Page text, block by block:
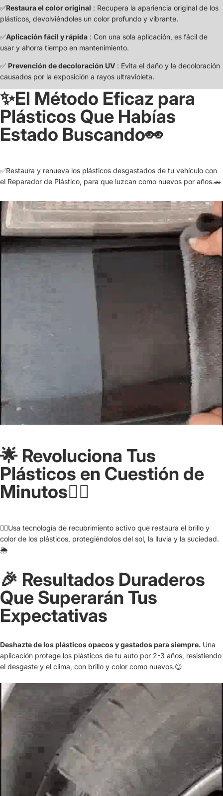
✅Restaura el color original : Recupera la apariencia original de los
plásticos, devolviéndoles un color profundo y vibrante.
✅Aplicación fácil y rápida : Con una sola aplicación, es fácil de
usar y ahorra tiempo en mantenimiento.
✅ Prevención de decoloración UV : Evita el daño y la decoloración
causados ​​por la exposición a rayos ultravioleta.
✨El Método Eficaz para
Plásticos Que Habías
Estado Buscando👀
✅Restaura y renueva los plásticos desgastados de tu vehículo con
el Reparador de Plástico, para que luzcan como nuevos por años.🚗
🌟 Revoluciona Tus
Plásticos en Cuestión de
Minutos👌🏼
👉🏼Usa tecnología de recubrimiento activo que restaura el brillo y
color de los plásticos, protegiéndolos del sol, la lluvia y la suciedad.
🌦️
🎉 Resultados Duraderos
Que Superarán Tus
Expectativas
Deshazte de los plásticos opacos y gastados para siempre. Una
aplicación protege los plásticos de tu auto por 2-3 años, resistiendo
el desgaste y el clima, con brillo y color como nuevos.😊